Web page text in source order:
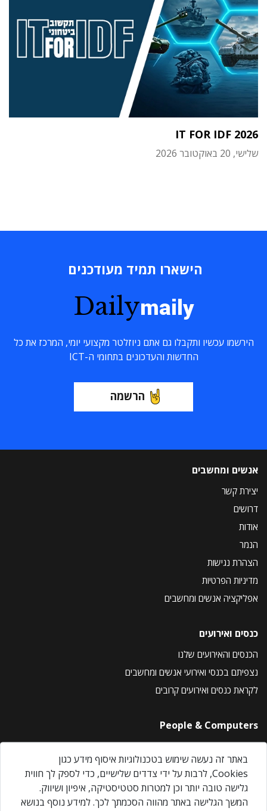
IT FOR IDF 2026
שלישי, 20 באוקטובר 2026
הישארו תמיד מעודכנים
Dailymaily
הירשמו עכשיו ותקבלו גם אתם ניוזלטר מקצועי יומי, המרכז את כל
החדשות והעדכונים בתחומי ה-ICT
הרשמה
אנשים ומחשבים
יצירת קשר
דרושים
אודות
הנמר
הצהרת נגישות
מדיניות הפרטיות
אפליקציה אנשים ומחשבים
כנסים ואירועים
הכנסים והאירועים שלנו
נצפיתם בכנסי ואירועי אנשים ומחשבים
לקראת כנסים ואירועים קרובים
People & Computers
About Us
Privacy Policy
Contact Us
Our Events
באתר זה נעשה שימוש בטכנולוגיות איסוף מידע כגון
Cookies, לרבות על ידי צדדים שלישיים, כדי לספק לך חווית
גלישה טובה יותר וכן למטרות סטטיסטיקה, איפיון ושיווק.
המשך הגלישה באתר מהווה הסכמתך לכך. למידע נוסף בנושא